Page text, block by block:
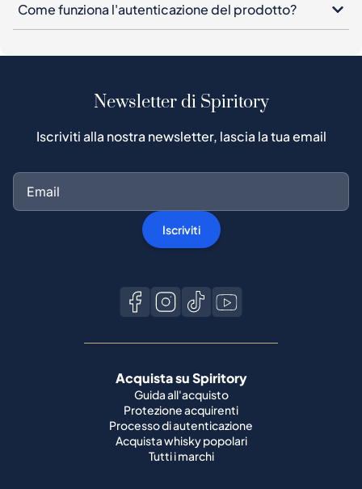
Come funziona l'autenticazione del prodotto?
Newsletter di Spiritory
Iscriviti alla nostra newsletter, lascia la tua email
Iscriviti
Acquista su Spiritory
Guida all'acquisto
Protezione acquirenti
Processo di autenticazione
Acquista whisky popolari
Tutti i marchi